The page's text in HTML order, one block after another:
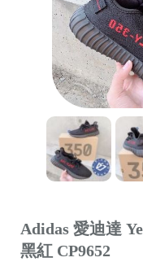
Adidas 愛迪達
黑紅 CP9652